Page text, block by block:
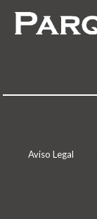
Aviso Legal